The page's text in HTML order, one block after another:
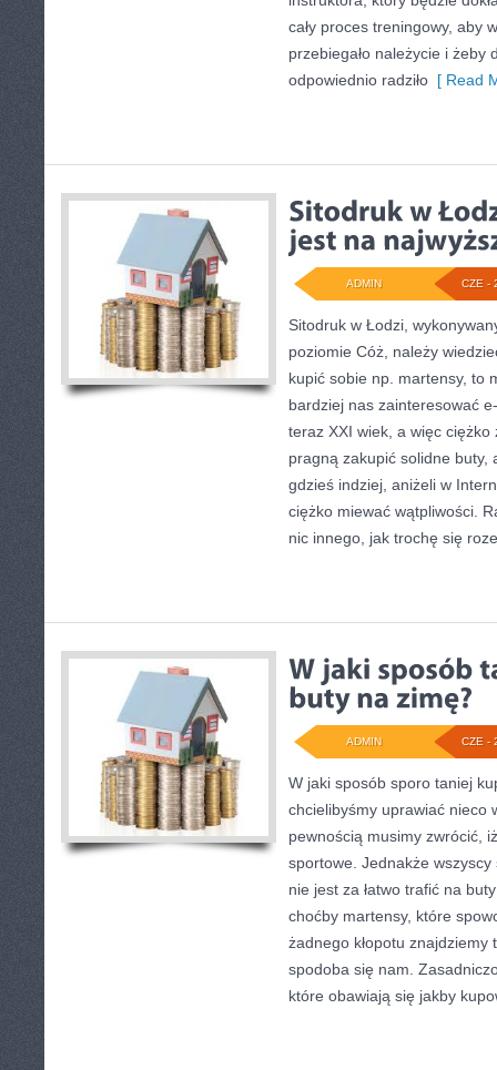
cały proces treningowy, aby
przebiegało należycie i żeby
odpowiednio radziło [ Read
CZE -
ADMIN
Sitodruk w Łodzi,
poziomie Cóż, należy
kupić sobie np. martensy, to
bardziej nas zainteresować
teraz XXI wiek, a więc
pragną zakupić solidne buty,
gdzieś indziej, aniżeli w
ciężko miewać wątpliwości.
nic innego, jak trochę się
CZE -
ADMIN
W jaki sposób sporo taniej
chcielibyśmy uprawiać nieco
pewnością musimy zwrócić,
sportowe. Jednakże
nie jest za łatwo trafić na
choćby martensy, które
żadnego kłopotu
spodoba się nam.
które obawiają się jakby